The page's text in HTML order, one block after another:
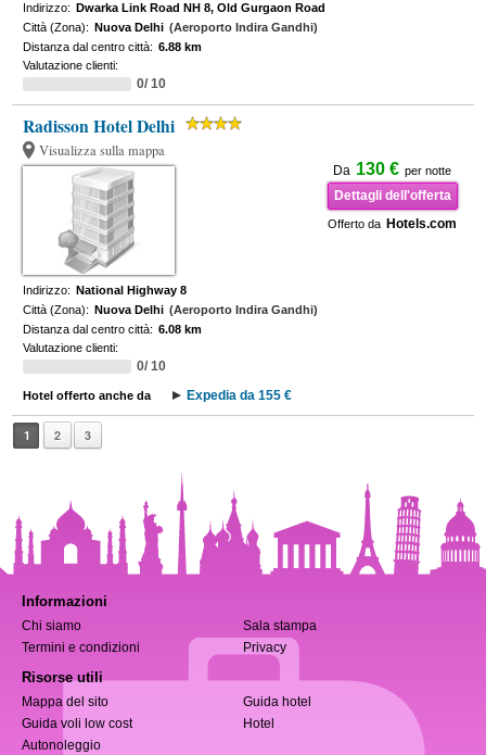
Indirizzo: Dwarka Link Road NH 8, Old Gurgaon Road
Città (Zona): Nuova Delhi (Aeroporto Indira Gandhi)
Distanza dal centro città: 6.88 km
Valutazione clienti:
0/ 10
Radisson Hotel Delhi
Visualizza sulla mappa
Da 130 € per notte
Dettagli dell'offerta
Offerto da Hotels.com
Indirizzo: National Highway 8
Città (Zona): Nuova Delhi (Aeroporto Indira Gandhi)
Distanza dal centro città: 6.08 km
Valutazione clienti:
0/ 10
Hotel offerto anche da Expedia da 155 €
1 2 3
Informazioni
Chi siamo
Sala stampa
Termini e condizioni
Privacy
Risorse utili
Mappa del sito
Guida hotel
Guida voli low cost
Hotel
Autonoleggio